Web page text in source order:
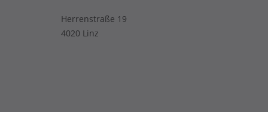
Herrenstraße 19
4020 Linz